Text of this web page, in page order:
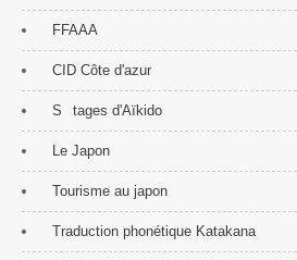
FFAAA
CID Côte d'azur
S tages d'Aïkido
Le Japon
Tourisme au japon
Traduction phonétique Katakana